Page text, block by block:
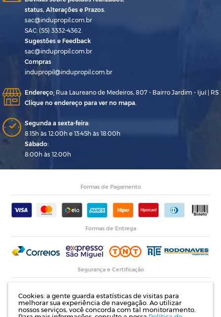
Cookies: a gente guarda estatísticas de visitas para
melhorar sua experiência de navegação. Ao utilizar
nossos serviços, você concorda com tal monitoramento.
status, Alterações e Prazos.
sac@indupropil.com.br
SAC: (55) 3332-4362
Sugestões e Feedback
sac@indupropil.com.br
Compras
indupropil@indupropil.com.br
Endereço: Rua Laureano de Medeiros, 807 - Bairro Jardim - Ijuí | RS
Clique no endereço para ver no mapa.
Segunda a sexta-feira:
8:15h às 12:00h e 13:45h às 18:00h
Sábado:
8:00h às 12:00h
Formas de Pagamento
Formas de Entrega
Segurança e Certificação